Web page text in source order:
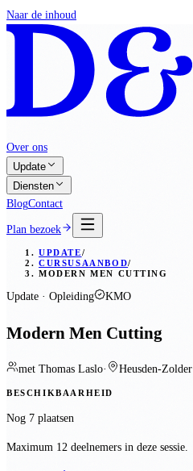
Naar de inhoud
Over ons
Update
Diensten
BlogContact
Plan bezoek
UPDATE/
CURSUSAANBOD/
MODERN MEN CUTTING
Update · Opleiding KMO
Modern Men Cutting
met Thomas Laslo· Heusden-Zolder
BESCHIKBAARHEID
Nog 7 plaatsen
Maximum 12 deelnemers in deze sessie.